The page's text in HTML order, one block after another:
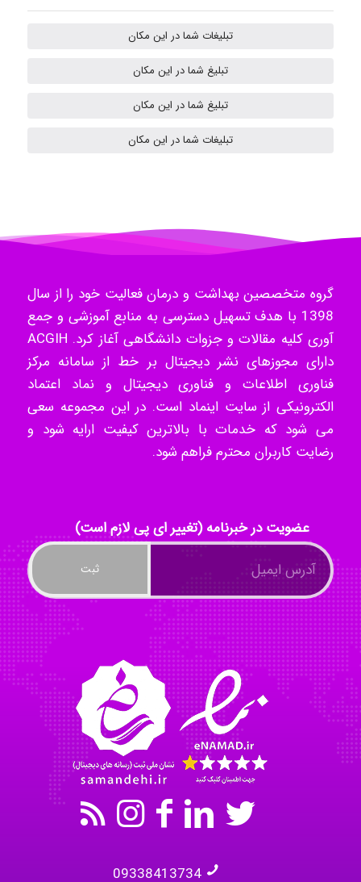
Radman Amini
Mohammad
Tavan
kimiya zirakpoor
ayda habibnejad
Nazaninkarkon
Omid
تبلیغات شما در این مکان
تبلیغ شما در این مکان
تبلیغ شما در این مکان
تبلیغات شما در این مکان
گروه متخصصین بهداشت و درمان فعالیت خود را از سال
1398 با هدف تسهیل دسترسی به منابع آموزشی و جمع
آوری کلیه مقالات و جزوات دانشگاهی آغاز کرد. ACGIH
دارای مجوزهای نشر دیجیتال بر خط از سامانه مرکز
فناوری اطلاعات و فناوری دیجیتال و نماد اعتماد
الکترونیکی از سایت اینماد است. در این مجموعه سعی
می شود که خدمات با بالاترین کیفیت ارایه شود و
رضایت کاربران محترم فراهم شود.
عضویت در خبرنامه (تغییر ای پی لازم است)
09338413734